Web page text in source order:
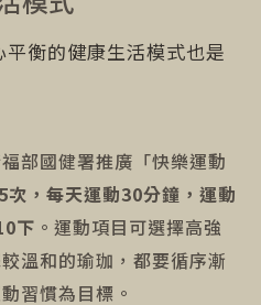
衡的健康生活模式也是
部國健署推廣「快樂運動
次，每天運動30分鐘，運動
下 。運動項目可選擇高強
溫和的瑜珈，都要循序漸
習慣為目標。